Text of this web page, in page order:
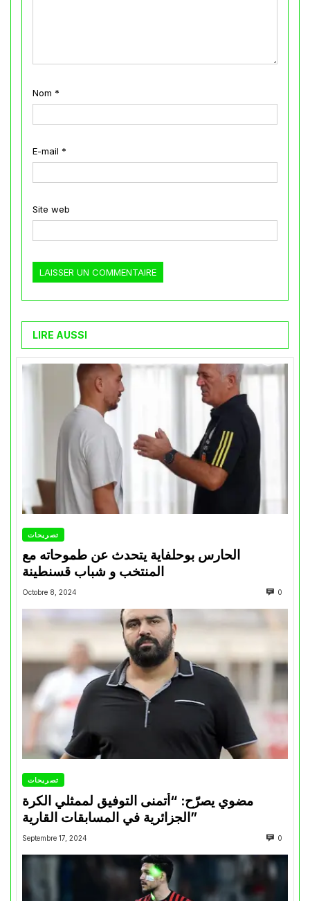
Nom *
E-mail *
Site web
LIRE AUSSI
تصريحات
الحارس بوحلفاية يتحدث عن طموحاته مع
المنتخب و شباب قسنطينة
Octobre 8, 2024 0
تصريحات
مضوي يصرّح: “أتمنى التوفيق لممثلي الكرة
الجزائرية في المسابقات القارية”
Septembre 17, 2024 0